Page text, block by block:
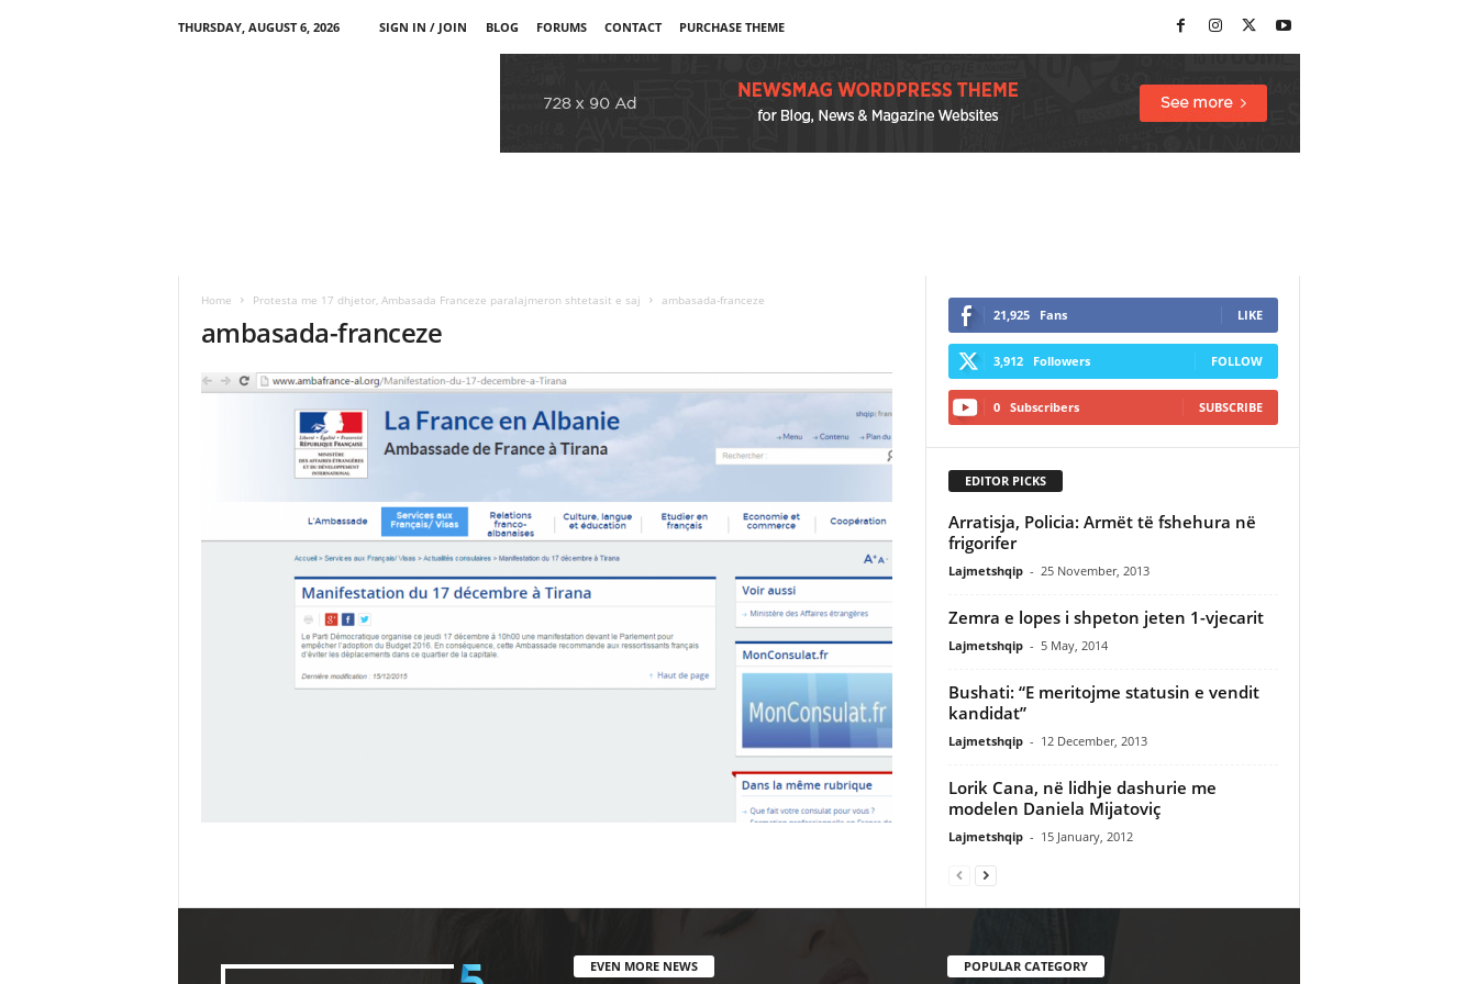
THURSDAY, AUGUST 6, 2026 SIGN IN / JOIN BLOG FORUMS CONTACT PURCHASE THEME
Home Protesta me 17 dhjetor, Ambasada Franceze paralajmeron shtetasit e saj ambasada-franceze
ambasada-franceze 21,925 Fans LIKE
3,912 Followers FOLLOW
0 Subscribers SUBSCRIBE
EDITOR PICKS
Arratisja, Policia: Armët të fshehura në
frigorifer
Lajmetshqip - 25 November, 2013
Zemra e lopes i shpeton jeten 1-vjecarit
Lajmetshqip - 5 May, 2014
Bushati: “E meritojme statusin e vendit
kandidat”
Lajmetshqip - 12 December, 2013
Lorik Cana, në lidhje dashurie me
modelen Daniela Mijatoviç
Lajmetshqip - 15 January, 2012
EVEN MORE NEWS POPULAR CATEGORY